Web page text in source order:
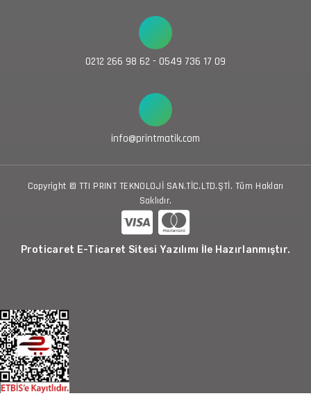
0212 266 98 62 - 0549 736 17 09
info@printmatik.com
Copyright © TTI PRINT TEKNOLOJİ SAN.TİC.LTD.ŞTİ. Tüm Hakları
Saklıdır.
Proticaret E-Ticaret Sitesi Yazılımı İle Hazırlanmıştır.